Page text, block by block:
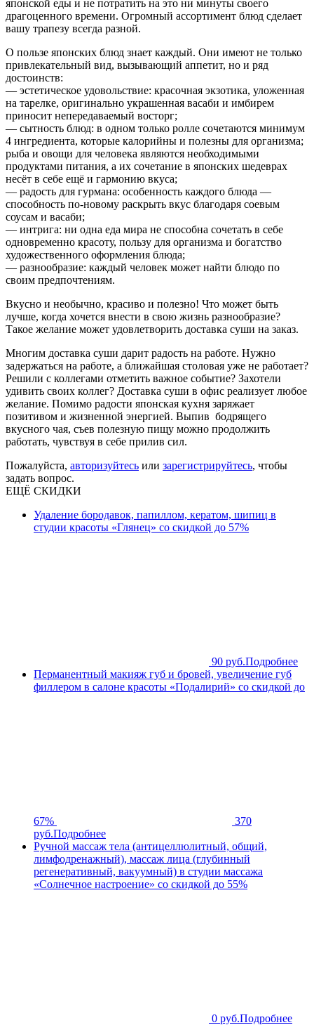
японской еды и не потратить на это ни минуты своего
драгоценного времени. Огромный ассортимент блюд сделает
вашу трапезу всегда разной.
О пользе японских блюд знает каждый. Они имеют не только
привлекательный вид, вызывающий аппетит, но и ряд
достоинств:
— эстетическое удовольствие: красочная экзотика, уложенная
на тарелке, оригинально украшенная васаби и имбирем
приносит непередаваемый восторг;
— сытность блюд: в одном только ролле сочетаются минимум
4 ингредиента, которые калорийны и полезны для организма;
рыба и овощи для человека являются необходимыми
продуктами питания, а их сочетание в японских шедеврах
несёт в себе ещё и гармонию вкуса;
— радость для гурмана: особенность каждого блюда —
способность по-новому раскрыть вкус благодаря соевым
соусам и васаби;
— интрига: ни одна еда мира не способна сочетать в себе
одновременно красоту, пользу для организма и богатство
художественного оформления блюда;
— разнообразие: каждый человек может найти блюдо по
своим предпочтениям.
Вкусно и необычно, красиво и полезно! Что может быть
лучше, когда хочется внести в свою жизнь разнообразие?
Такое желание может удовлетворить доставка суши на заказ.
Многим доставка суши дарит радость на работе. Нужно
задержаться на работе, а ближайшая столовая уже не работает?
Решили с коллегами отметить важное событие? Захотели
удивить своих коллег? Доставка суши в офис реализует любое
желание. Помимо радости японская кухня заряжает
позитивом и жизненной энергией. Выпив бодрящего
вкусного чая, съев полезную пищу можно продолжить
работать, чувствуя в себе прилив сил.
Пожалуйста, авторизуйтесь или зарегистрируйтесь, чтобы
задать вопрос.
ЕЩЁ СКИДКИ
Удаление бородавок, папиллом, кератом, шипиц в
студии красоты «Глянец» со скидкой до 57%
90 руб.Подробнее
Перманентный макияж губ и бровей, увеличение губ
филлером в салоне красоты «Подалирий» со скидкой до
67%
370
руб.Подробнее
Ручной массаж тела (антицеллюлитный, общий,
лимфодренажный), массаж лица (глубинный
регенеративный, вакуумный) в студии массажа
«Солнечное настроение» со скидкой до 55%
0 руб.Подробнее